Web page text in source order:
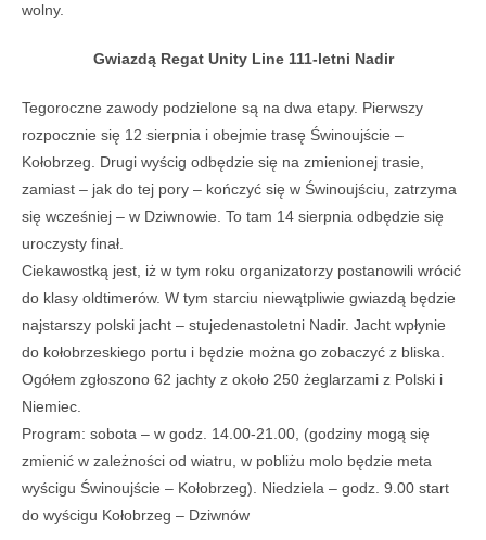
wolny.
Gwiazdą Regat Unity Line 111-letni Nadir
Tegoroczne zawody podzielone są na dwa etapy. Pierwszy
rozpocznie się 12 sierpnia i obejmie trasę Świnoujście –
Kołobrzeg. Drugi wyścig odbędzie się na zmienionej trasie,
zamiast – jak do tej pory – kończyć się w Świnoujściu, zatrzyma
się wcześniej – w Dziwnowie. To tam 14 sierpnia odbędzie się
uroczysty finał.
Ciekawostką jest, iż w tym roku organizatorzy postanowili wrócić
do klasy oldtimerów. W tym starciu niewątpliwie gwiazdą będzie
najstarszy polski jacht – stujedenastoletni Nadir. Jacht wpłynie
do kołobrzeskiego portu i będzie można go zobaczyć z bliska.
Ogółem zgłoszono 62 jachty z około 250 żeglarzami z Polski i
Niemiec.
Program: sobota – w godz. 14.00-21.00, (godziny mogą się
zmienić w zależności od wiatru, w pobliżu molo będzie meta
wyścigu Świnoujście – Kołobrzeg). Niedziela – godz. 9.00 start
do wyścigu Kołobrzeg – Dziwnów